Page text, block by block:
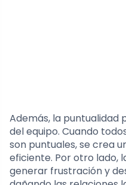
Además, la puntualidad
del equipo. Cuando
son puntuales, se crea
eficiente. Por otro lado,
generar frustración y